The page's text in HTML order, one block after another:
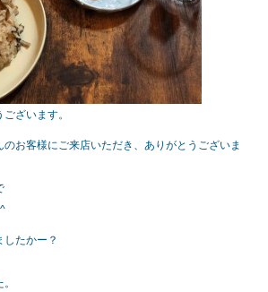
ざいます。
のお客様にご来店いただき、ありがとうございま
たかー？